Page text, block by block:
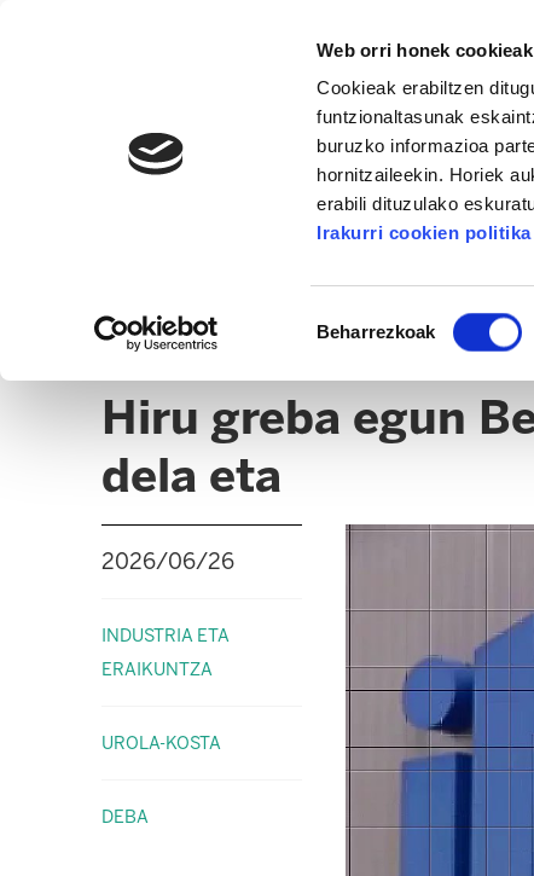
Web orri honek
Cookieak erabiltzen
funtzionaltasunak
buruzko informazioa
hornitzaileekin. Horiek
erabili dituzulako
Irakurri cookien politika
Beharrezkoak
ITASUA
Hiru greba egun
dela eta
2026/06/26
INDUSTRIA ETA
ERAIKUNTZA
UROLA-KOSTA
DEBA